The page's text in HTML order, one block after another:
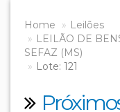
Home
Leilões
LEILÃO DE
SEFAZ (MS)
Lote: 121